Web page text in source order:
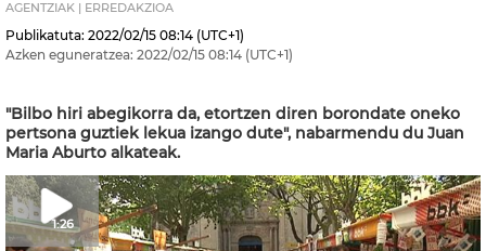
AGENTZIAK | ERREDAKZIOA
Publikatuta: 2022/02/15 08:14 (UTC+1)
Azken eguneratzea: 2022/02/15 08:14 (UTC+1)
"Bilbo hiri abegikorra da, etortzen diren borondate oneko
pertsona guztiek lekua izango dute", nabarmendu du Juan
Maria Aburto alkateak.
1:26